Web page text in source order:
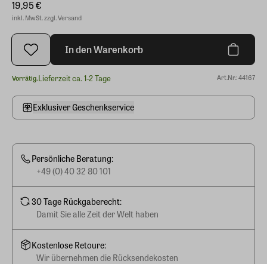
19,95 €
inkl. MwSt. zzgl. Versand
In den Warenkorb
Vorrätig.Lieferzeit ca. 1-2 Tage Art.Nr.: 44167
Exklusiver Geschenkservice
Persönliche Beratung:
+49 (0) 40 32 80 101
30 Tage Rückgaberecht:
Damit Sie alle Zeit der Welt haben
Kostenlose Retoure:
Wir übernehmen die Rücksendekosten